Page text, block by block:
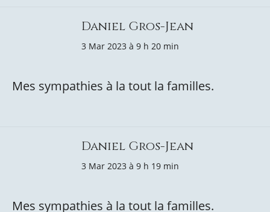
Daniel Gros-Jean
3 Mar 2023 à 9 h 20 min
Mes sympathies à la tout la familles.
Daniel Gros-Jean
3 Mar 2023 à 9 h 19 min
Mes sympathies à la tout la familles.